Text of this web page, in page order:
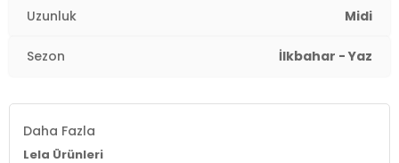
Yaş Grubu:
Uzunluk Midi
Sezon İlkbahar - Yaz
Daha Fazla
Lela Ürünleri